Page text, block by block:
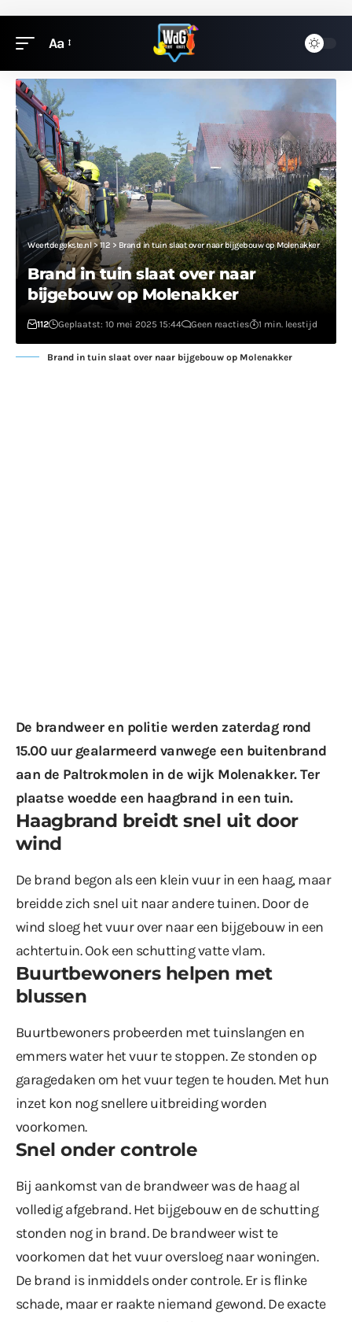
Aa
Weertdegekste.nl>112 > Brand in tuin slaat over naar bijgebouw op Molenakker
Brand in tuin slaat over naar
bijgebouw op Molenakker
112 Geplaatst: 10 mei 2025 15:44 Geen reacties 1 min. leestijd
Brand in tuin slaat over naar bijgebouw op Molenakker
De brandweer en politie werden zaterdag rond
15.00 uur gealarmeerd vanwege een buitenbrand
aan de Paltrokmolen in de wijk Molenakker. Ter
plaatse woedde een haagbrand in een tuin.
Haagbrand breidt snel uit door
wind
De brand begon als een klein vuur in een haag, maar
breidde zich snel uit naar andere tuinen. Door de
wind sloeg het vuur over naar een bijgebouw in een
achtertuin. Ook een schutting vatte vlam.
Buurtbewoners helpen met
blussen
Buurtbewoners probeerden met tuinslangen en
emmers water het vuur te stoppen. Ze stonden op
garagedaken om het vuur tegen te houden. Met hun
inzet kon nog snellere uitbreiding worden
voorkomen.
Snel onder controle
Bij aankomst van de brandweer was de haag al
volledig afgebrand. Het bijgebouw en de schutting
stonden nog in brand. De brandweer wist te
voorkomen dat het vuur oversloeg naar woningen.
De brand is inmiddels onder controle. Er is flinke
schade, maar er raakte niemand gewond. De exacte